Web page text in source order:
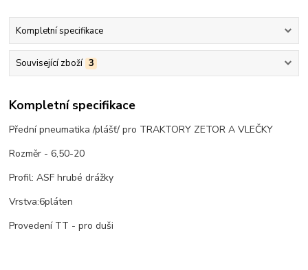
Kompletní specifikace
Související zboží 3
Kompletní specifikace
Přední pneumatika /plášť/ pro TRAKTORY ZETOR A VLEČKY
Rozměr - 6,50-20
Profil: ASF hrubé drážky
Vrstva:6pláten
Provedení TT - pro duši